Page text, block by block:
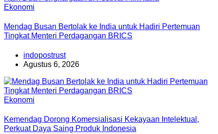
Ekonomi
Mendag Busan Bertolak ke India untuk Hadiri Pertemuan
Tingkat Menteri Perdagangan BRICS
indopostrust
Agustus 6, 2026
Ekonomi
Kemendag Dorong Komersialisasi Kekayaan Intelektual,
Perkuat Daya Saing Produk Indonesia